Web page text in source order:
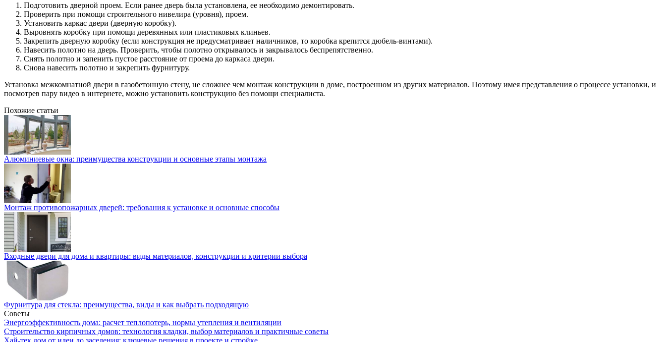
Подготовить дверной проем. Если ранее дверь была установлена, ее необходимо демонтировать.
Проверить при помощи строительного нивелира (уровня), проем.
Установить каркас двери (дверную коробку).
Выровнять коробку при помощи деревянных или пластиковых клиньев.
Закрепить дверную коробку (если конструкция не предусматривает наличников, то коробка крепится дюбель-винтами).
Навесить полотно на дверь. Проверить, чтобы полотно открывалось и закрывалось беспрепятственно.
Снять полотно и запенить пустое расстояние от проема до каркаса двери.
Снова навесить полотно и закрепить фурнитуру.
Установка межкомнатной двери в газобетонную стену, не сложнее чем монтаж конструкции в доме, построенном из других материалов. Поэтому имея представления о процессе установки, и
посмотрев пару видео в интернете, можно установить конструкцию без помощи специалиста.
Похожие статьи
Алюминиевые окна: преимущества конструкции и основные этапы монтажа
Монтаж противопожарных дверей: требования к установке и основные способы
Входные двери для дома и квартиры: виды материалов, конструкции и критерии выбора
Фурнитура для стекла: преимущества, виды и как выбрать подходящую
Советы
Энергоэффективность дома: расчет теплопотерь, нормы утепления и вентиляции
Строительство кирпичных домов: технология кладки, выбор материалов и практичные советы
Хай-тек дом от идеи до заселения: ключевые решения в проекте и стройке